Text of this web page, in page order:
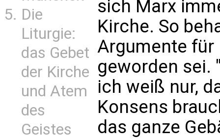
Die
Liturgie:
das Gebet
der Kirche
und Atem
des
Geistes
sich Marx
Kirche. So
Argumente
geworden sei.
ich weiß nur,
Konsens
das ganze